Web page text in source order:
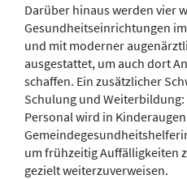
Darüber hinaus werden vier
Gesundheitseinrichtungen
und mit moderner
ausgestattet, um auch dort
schaffen. Ein zusätzlicher
Schulung und
Personal wird in
um frühzeitig Auffälligkeiten
gezielt weiterzuverweisen.